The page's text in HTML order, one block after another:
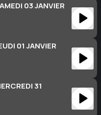
03 JANVIER
01 JANVIER
31